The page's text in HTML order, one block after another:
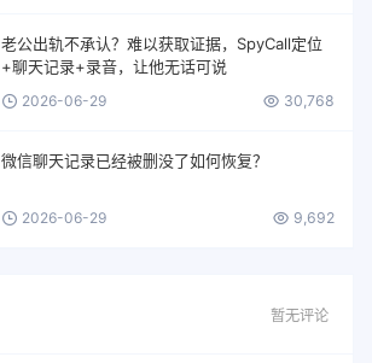
老公出轨不承认？难以获取证据，SpyCall定位
+聊天记录+录音，让他无话可说
2026-06-29 30,768
微信聊天记录已经被删没了如何恢复？
2026-06-29 9,692
暂无评论